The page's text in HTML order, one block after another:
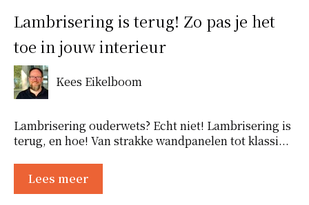
Lambrisering is terug! Zo pas je het
toe in jouw interieur
Kees Eikelboom
Lambrisering ouderwets? Echt niet! Lambrisering is
terug, en hoe! Van strakke wandpanelen tot klassi...
Lees meer